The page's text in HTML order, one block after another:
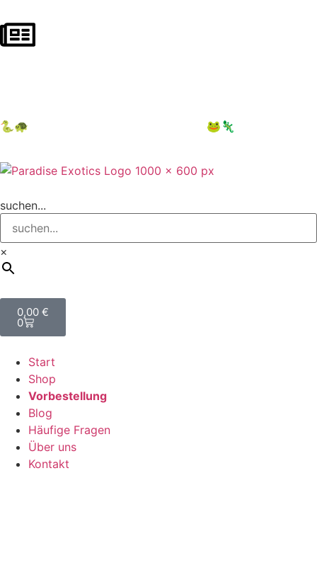
🐍🐢 🐸🦎
suchen...
×
0,00 €
0
Start
Shop
Vorbestellung
Blog
Häufige Fragen
Über uns
Kontakt